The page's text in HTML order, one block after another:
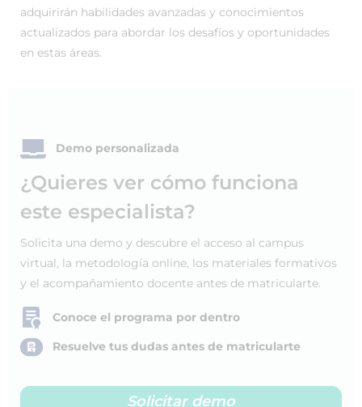
adquirirán habilidades avanzadas y conocimientos
actualizados para abordar los desafíos y oportunidades
en estas áreas.
Demo personalizada
¿Quieres ver cómo funciona
este especialista?
Solicita una demo y descubre el acceso al campus
virtual, la metodología online, los materiales formativos
y el acompañamiento docente antes de matricularte.
Conoce el programa por dentro
Resuelve tus dudas antes de matricularte
Solicitar demo